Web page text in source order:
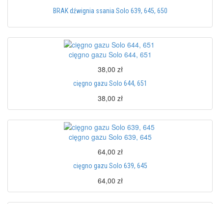
BRAK dźwignia ssania Solo 639, 645, 650
cięgno gazu Solo 644, 651
38,00 zł
cięgno gazu Solo 644, 651
38,00 zł
cięgno gazu Solo 639, 645
64,00 zł
cięgno gazu Solo 639, 645
64,00 zł